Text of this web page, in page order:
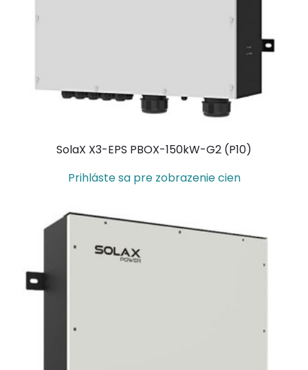
SolaX X3-EPS PBOX-150kW-G2 (P10)
Prihláste sa pre zobrazenie cien